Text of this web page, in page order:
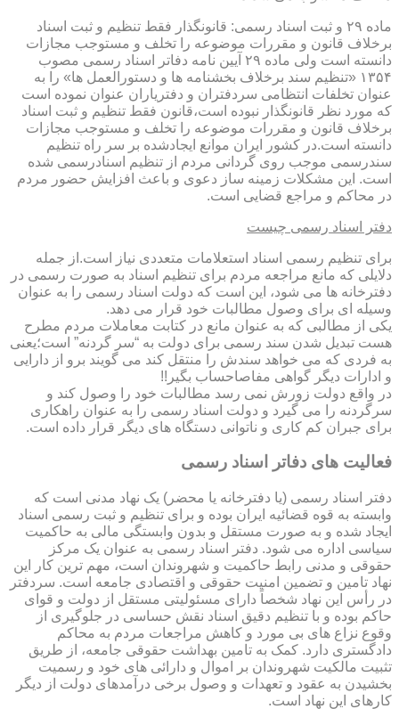
ماده ۲۹ و ثبت اسناد رسمی: قانونگذار فقط تنظیم و ثبت اسناد
برخلاف قانون و مقررات موضوعه را تخلف و مستوجب مجازات
دانسته است ولی ماده ۲۹ آیین نامه دفاتر اسناد رسمی مصوب
۱۳۵۴ «تنظیم سند برخلاف بخشنامه ها و دستورالعمل ها» را به
عنوان تخلفات انتظامی سردفتران و دفتریاران عنوان نموده است
که مورد نظر قانونگذار نبوده است،قانون فقط تنظیم و ثبت اسناد
برخلاف قانون و مقررات موضوعه را تخلف و مستوجب مجازات
دانسته است.در کشور ایران موانع ایجادشده بر سر راه تنظیم
سندرسمی موجب روی گردانی مردم از تنظیم اسنادرسمی شده
است. این مشکلات زمینه ساز دعوی و باعث افزایش حضور مردم
در محاکم و مراجع قضایی است.
دفتر اسناد رسمی چیست
برای تنظیم رسمی اسناد استعلامات متعددی نیاز است.از جمله
دلایلی که مانع مراجعه مردم برای تنظیم اسناد به صورت رسمی در
دفترخانه ها می شود، این است که دولت اسناد رسمی را به عنوان
وسیله ای برای وصول مطالبات خود قرار می دهد.
یکی از مطالبی که به عنوان مانع در کتابت معاملات مردم مطرح
هست تبدیل شدن سند رسمی برای دولت به “سر گردنه” است؛یعنی
به فردی که می خواهد سندش را منتقل کند می گویند برو از دارایی
و ادارات دیگر گواهی مفاصاحساب بگیر!!
در واقع دولت زورش نمی رسد مطالبات خود را وصول کند و
سرگردنه را می گیرد و دولت اسناد رسمی را به عنوان راهکاری
برای جبران کم کاری و ناتوانی دستگاه های دیگر قرار داده است.
فعالیت های دفاتر اسناد رسمی
دفتر اسناد رسمی (یا دفترخانه یا محضر) یک نهاد مدنی است که
وابسته به قوه قضائیه ایران بوده و برای تنظیم و ثبت رسمی اسناد
ایجاد شده و به صورت مستقل و بدون وابستگی مالی به حاکمیت
سیاسی اداره می شود. دفتر اسناد رسمی به عنوان یک مرکز
حقوقی و مدنی رابط حاکمیت و شهروندان است، مهم ترین کار این
نهاد تامین و تضمین امنیت حقوقی و اقتصادی جامعه است. سردفتر
در رأس این نهاد شخصاً دارای مسئولیتی مستقل از دولت و قوای
حاکم بوده و با تنظیم دقیق اسناد نقش حساسی در جلوگیری از
وقوع نزاع های بی مورد و کاهش مراجعات مردم به محاکم
دادگستری دارد. کمک به تامین بهداشت حقوقی جامعه، از طریق
تثبیت مالکیت شهروندان بر اموال و دارائی های خود و رسمیت
بخشیدن به عقود و تعهدات و وصول برخی درآمدهای دولت از دیگر
کارهای این نهاد است.